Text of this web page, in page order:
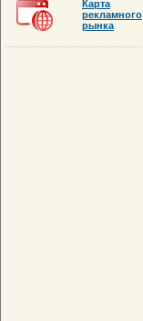
Карта
рекламного
рынка